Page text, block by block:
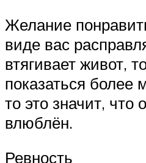
Желание
виде вас
втягивает живот,
показаться более
то это значит, что
влюблён.
Ревность